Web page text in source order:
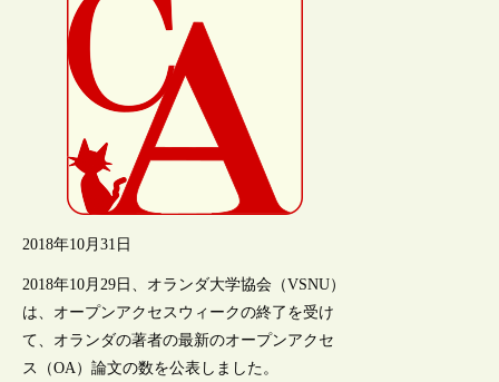
2018年10月31日
2018年10月29日、オランダ大学協会（VSNU）
は、オープンアクセスウィークの終了を受け
て、オランダの著者の最新のオープンアクセ
ス（OA）論文の数を公表しました。